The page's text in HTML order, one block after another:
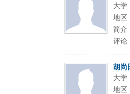
大学
地区
简介
评论
胡尚
大学
地区